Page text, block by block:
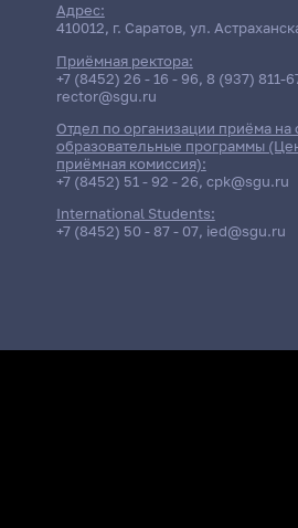
Адрес:
410012, г. Саратов, ул.
Приёмная ректора:
+7 (8452) 26 - 16 - 96, 8 (937) 811-
rector@sgu.ru
Отдел по организации приёма на
образовательные программы
приёмная комиссия):
+7 (8452) 51 - 92 - 26, cpk@sgu.ru
International Students:
+7 (8452) 50 - 87 - 07, ied@sgu.ru